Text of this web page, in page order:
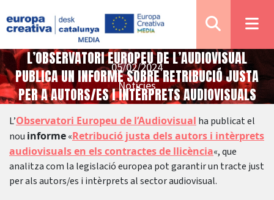
Notícies
L’OBSERVATORI EUROPEU DE L’AUDIOVISUAL
PUBLICA UN INFORME SOBRE RETRIBUCIÓ JUSTA
PER A AUTORS/ES I INTÈRPRETS AUDIOVISUALS
05/02/2024
L’Observatori Europeu de l’Audiovisual ha publicat el
nou informe«Retribució justa dels autors i intèrprets
audiovisuals en els contractes de llicència«, que
analitza com la legislació europea pot garantir un tracte just
per als autors/es i intèrprets al sector audiovisual.